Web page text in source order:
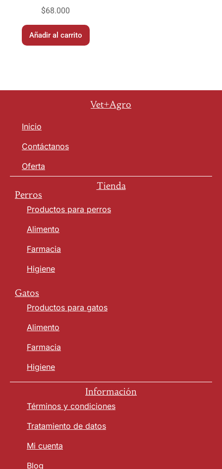
$68.000
Añadir al carrito
Vet+Agro
Inicio
Contáctanos
Oferta
Tienda
Perros
Productos para perros
Alimento
Farmacia
Higiene
Gatos
Productos para gatos
Alimento
Farmacia
Higiene
Información
Términos y condiciones
Tratamiento de datos
Mi cuenta
Blog